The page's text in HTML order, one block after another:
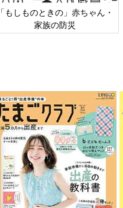
六星占術 細木かおりさんの人生
相談